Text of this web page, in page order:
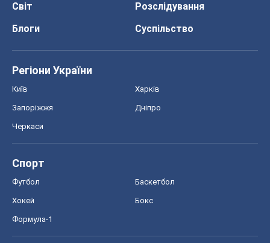
Світ
Розслідування
Блоги
Суспільство
Регіони України
Київ Харків
Запоріжжя Дніпро
Черкаси
Спорт
Футбол Баскетбол
Хокей Бокс
Формула-1